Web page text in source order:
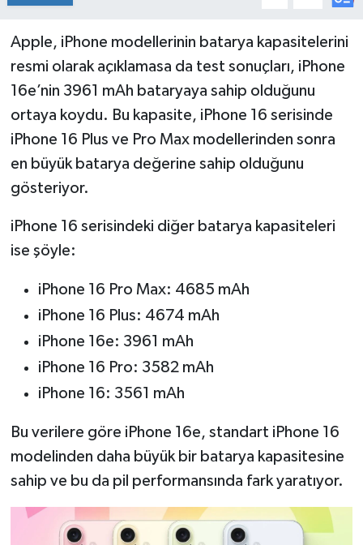
Apple, iPhone modellerinin batarya kapasitelerini
resmi olarak açıklamasa da test sonuçları, iPhone
16e’nin 3961 mAh bataryaya sahip olduğunu
ortaya koydu. Bu kapasite, iPhone 16 serisinde
iPhone 16 Plus ve Pro Max modellerinden sonra
en büyük batarya değerine sahip olduğunu
gösteriyor.
iPhone 16 serisindeki diğer batarya kapasiteleri
ise şöyle:
iPhone 16 Pro Max: 4685 mAh
iPhone 16 Plus: 4674 mAh
iPhone 16e: 3961 mAh
iPhone 16 Pro: 3582 mAh
iPhone 16: 3561 mAh
Bu verilere göre iPhone 16e, standart iPhone 16
modelinden daha büyük bir batarya kapasitesine
sahip ve bu da pil performansında fark yaratıyor.